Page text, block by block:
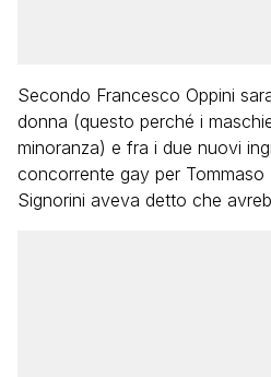
Secondo Francesco Oppini
donna (questo perché i
minoranza) e fra i due nuovi
concorrente gay per
Signorini aveva detto che